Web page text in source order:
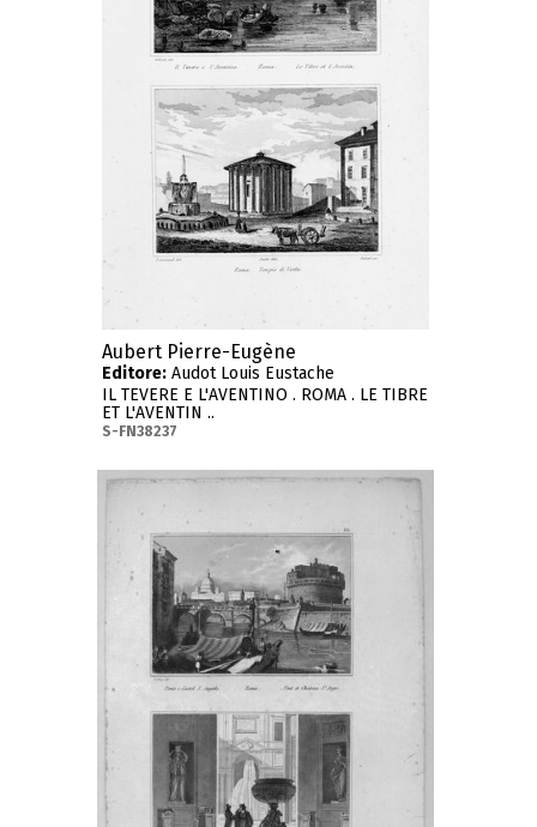
Aubert Pierre-Eugène
Editore: Audot Louis Eustache
IL TEVERE E L'AVENTINO . ROMA . LE TIBRE
ET L'AVENTIN ..
S-FN38237